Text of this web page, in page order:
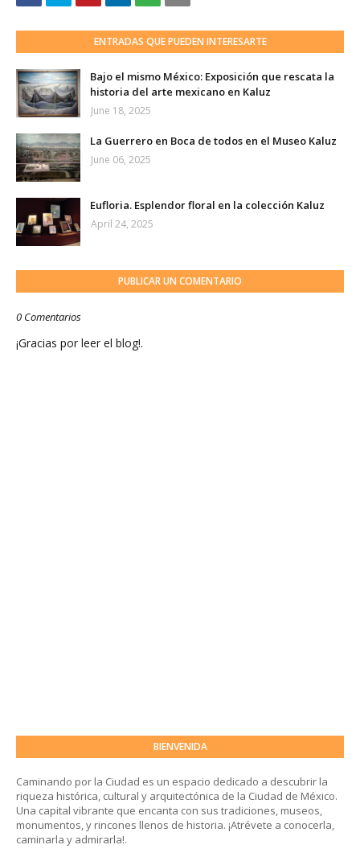
ENTRADAS QUE PUEDEN INTERESARTE
Bajo el mismo México: Exposición que rescata la
historia del arte mexicano en Kaluz
June 18, 2025
La Guerrero en Boca de todos en el Museo Kaluz
June 06, 2025
Eufloria. Esplendor floral en la colección Kaluz
April 24, 2025
PUBLICAR UN COMENTARIO
0 Comentarios
¡Gracias por leer el blog!.
BIENVENIDA
Caminando por la Ciudad es un espacio dedicado a descubrir la
riqueza histórica, cultural y arquitectónica de la Ciudad de México.
Una capital vibrante que encanta con sus tradiciones, museos,
monumentos, y rincones llenos de historia. ¡Atrévete a conocerla,
caminarla y admirarla!.